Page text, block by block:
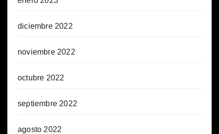
diciembre 2022
noviembre 2022
octubre 2022
septiembre 2022
agosto 2022